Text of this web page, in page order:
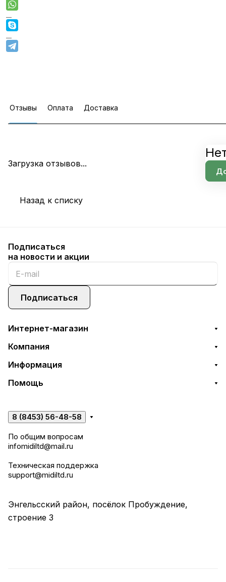
Отзывы Оплата Доставка
Загрузка отзывов...
Назад к списку
Подписаться
на новости и акции
Подписаться
Интернет-магазин
Компания
Информация
Помощь
8 (8453) 56-48-58
По общим вопросам
infomidiltd@mail.ru
Техническая поддержка
support@midiltd.ru
Энгельсский район, посёлок Пробуждение,
строение 3